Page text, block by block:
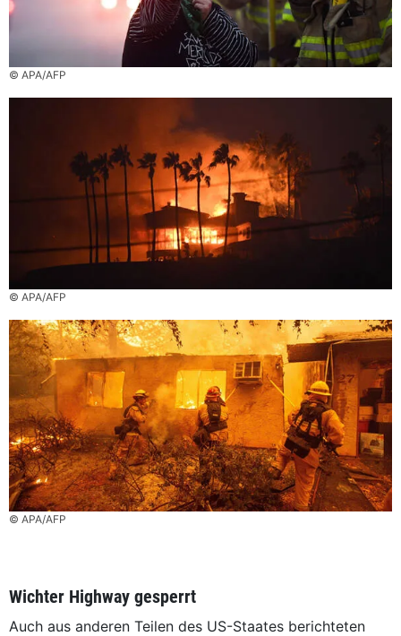
© APA/AFP
© APA/AFP
© APA/AFP
Wichter Highway gesperrt
Auch aus anderen Teilen des US-Staates berichteten